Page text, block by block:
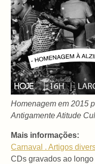
Homenagem em 2015
Antigamente Atitude
Mais informações:
Carnaval . Artigos
CDs gravados ao